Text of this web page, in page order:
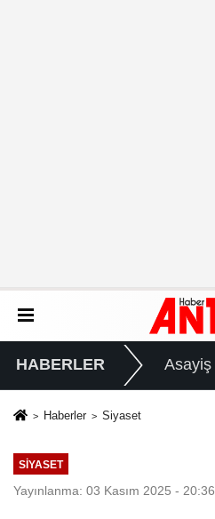
HABERLER Asayiş
Haberler Siyaset
SIYASET
Yayınlanma: 03 Kasım 2025 - 20:36